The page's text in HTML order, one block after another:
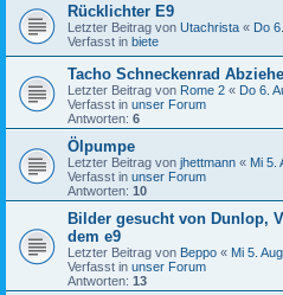
Rücklichter E9
Letzter Beitrag von Utachrista « Do
Verfasst in biete
Tacho Schneckenrad
Letzter Beitrag von Rome 2 « Do 6.
Verfasst in unser Forum
Antworten: 6
Ölpumpe
Letzter Beitrag von jhettmann « Mi 5.
Verfasst in unser Forum
Antworten: 10
Bilder gesucht von Dunlop,
dem e9
Letzter Beitrag von Beppo « Mi 5.
Verfasst in unser Forum
Antworten: 13